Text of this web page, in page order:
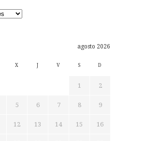
agosto 2026
X J V S D
1 2
5 6 7 8 9
12 13 14 15 16